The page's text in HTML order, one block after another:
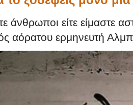
άνθρωποι είτε είμαστε
αόρατου ερμηνευτή